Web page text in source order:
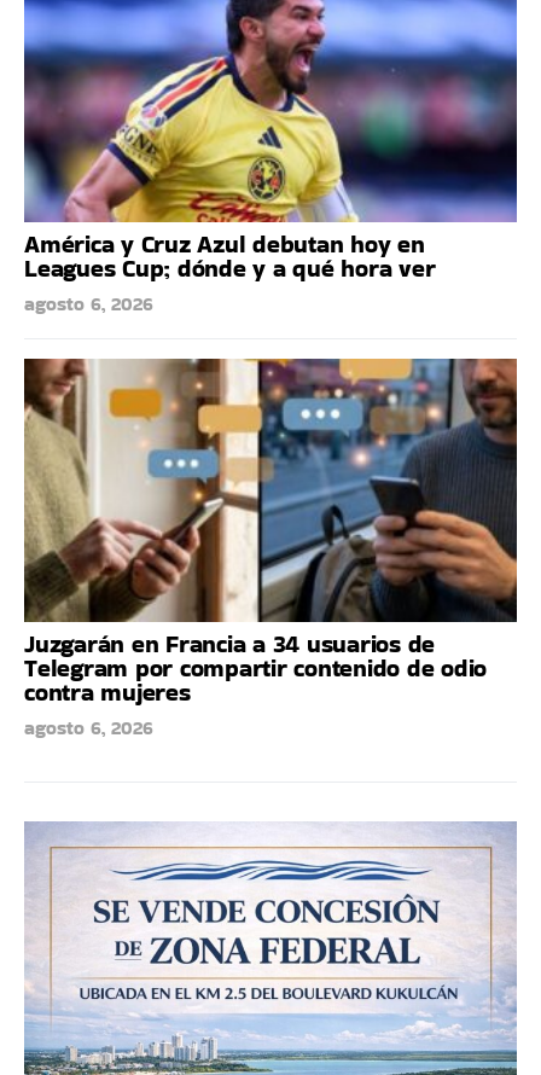
América y Cruz Azul debutan hoy en
Leagues Cup; dónde y a qué hora ver
agosto 6, 2026
Juzgarán en Francia a 34 usuarios de
Telegram por compartir contenido de odio
contra mujeres
agosto 6, 2026